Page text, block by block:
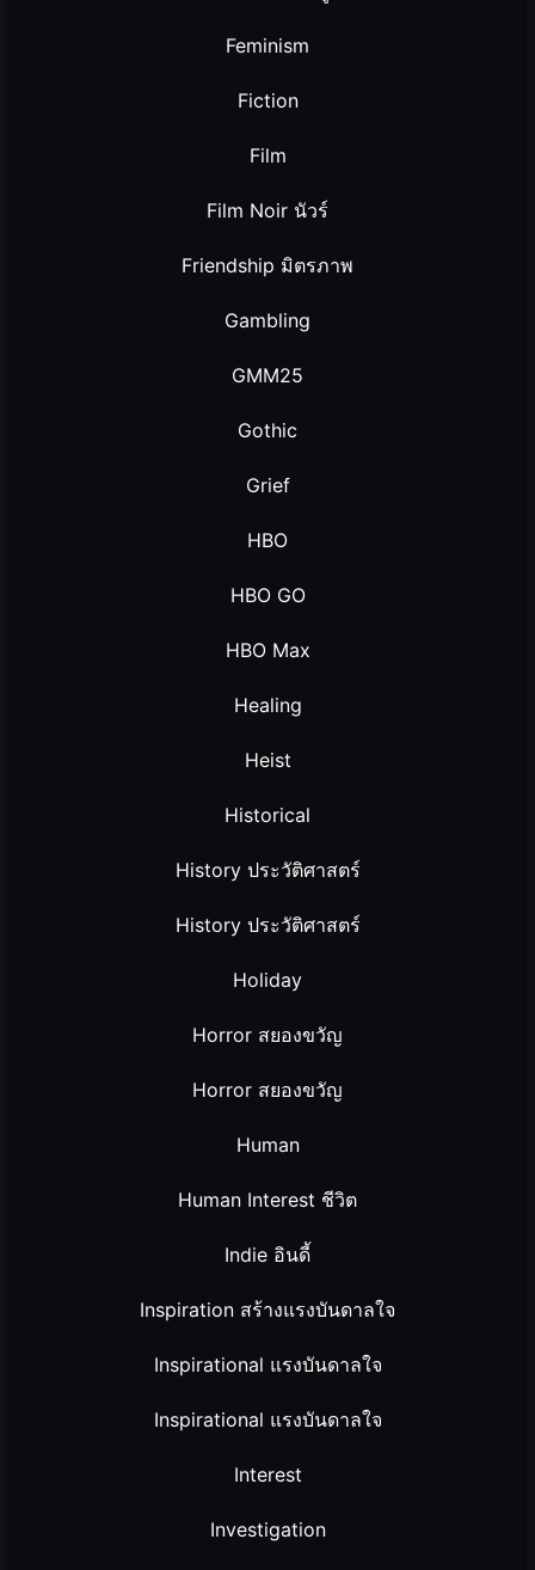
Feminism
Fiction
Film
Film Noir นัวร์
Friendship มิตรภาพ
Gambling
GMM25
Gothic
Grief
HBO
HBO GO
HBO Max
Healing
Heist
Historical
History ประวัติศาสตร์
History ประวัติศาสตร์
Holiday
Horror สยองขวัญ
Horror สยองขวัญ
Human
Human Interest ชีวิต
Indie อินดี้
Inspiration สร้างแรงบันดาลใจ
Inspirational แรงบันดาลใจ
Inspirational แรงบันดาลใจ
Interest
Investigation